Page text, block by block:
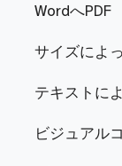
WordへPDF
サイズによ
テキストに
ビジュアル